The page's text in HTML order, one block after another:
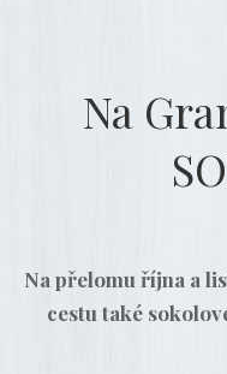
Na
Na přelomu října a
cestu také